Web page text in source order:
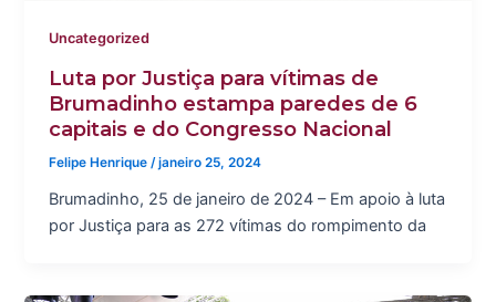
Uncategorized
Luta por Justiça para vítimas de
Brumadinho estampa paredes de 6
capitais e do Congresso Nacional
Felipe Henrique/janeiro 25, 2024
Brumadinho, 25 de janeiro de 2024 – Em apoio à luta
por Justiça para as 272 vítimas do rompimento da